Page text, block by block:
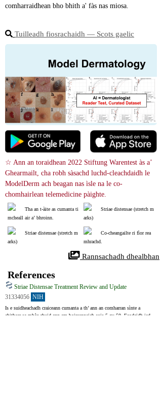
comharraidhean bho bhith a' fàs nas miosa.
Tuilleadh fiosrachaidh ― Scots gaelic
☆ Ann an toraidhean 2022 Stiftung Warentest às a’
Ghearmailt, cha robh sàsachd luchd-cleachdaidh le
ModelDerm ach beagan nas ìsle na le co-
chomhairlean telemedicine pàighte.
Tha an t-àite as cumanta ti
mcheall air a’ bhroinn.
Striae distensae (stretch m
arks)
Striae distensae (stretch m
arks)
Co-cheangailte ri fìor rea
mhrachd.
Rannsachadh dhealbhan
References
Striae Distensae Treatment Review and Update
31334056 NIH
Is e suidheachadh craiceann cumanta a th’ ann an comharran sìnte a
chithear sa mhòr-chuid ann am boireannaich aois 5 gu 50. Faodaidh iad